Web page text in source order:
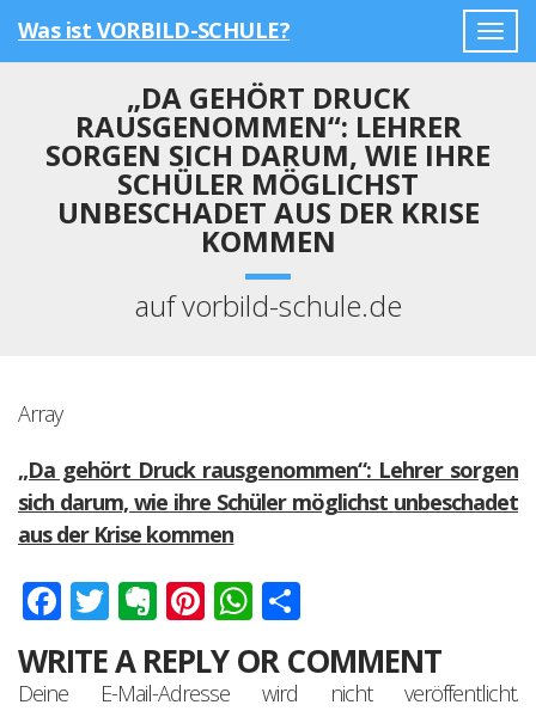
Was ist VORBILD-SCHULE?
„DA GEHÖRT DRUCK
RAUSGENOMMEN“: LEHRER
SORGEN SICH DARUM, WIE IHRE
SCHÜLER MÖGLICHST
UNBESCHADET AUS DER KRISE
KOMMEN
auf vorbild-schule.de
Array
„Da gehört Druck rausgenommen“: Lehrer sorgen
sich darum, wie ihre Schüler möglichst unbeschadet
aus der Krise kommen
Facebook
Twitter
Evernote
Pinterest
WhatsApp
WRITE A REPLY OR COMMENT
Deine E-Mail-Adresse wird nicht veröffentlicht.